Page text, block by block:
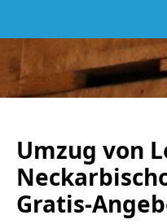
Umzug von
Gratis-